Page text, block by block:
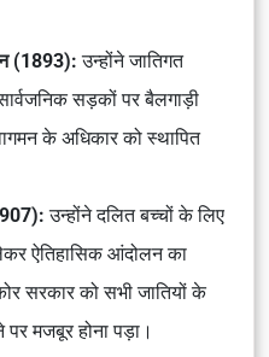
(1893): उन्होंने जातिगत
सड़कों पर बैलगाड़ी
के अधिकार को स्थापित
उन्होंने दलित बच्चों के लिए
ऐतिहासिक आंदोलन का
सरकार को सभी जातियों के
मजबूर होना पड़ा।